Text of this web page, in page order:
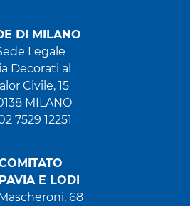
DI MILANO
Legale
Decorati al
Civile, 15
MILANO
7529 12251
E LODI
68